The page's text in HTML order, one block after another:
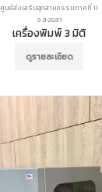
ศูนย์ส่งเสริมอุตสาหกรรมภาคที่ 11
จ.สงขลา
เครื่องพิมพ์ 3 มิติ
ดูรายละเอียด